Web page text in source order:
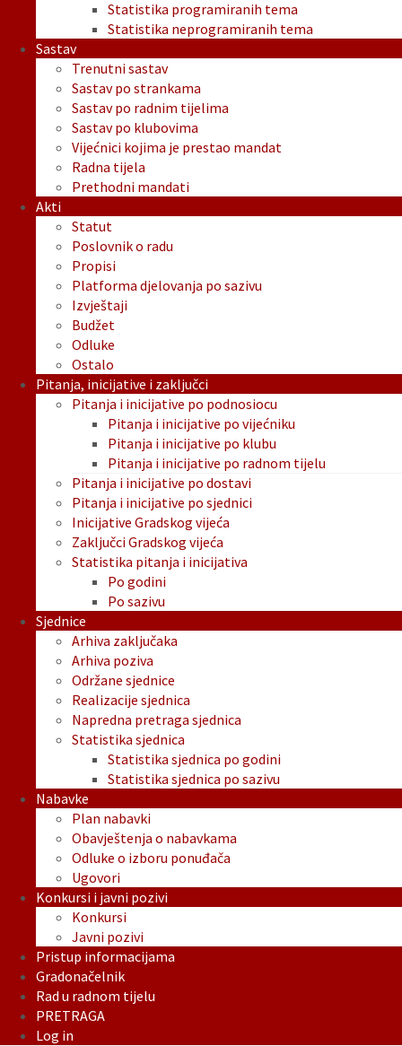
Statistika programiranih tema
Statistika neprogramiranih tema
Sastav
Trenutni sastav
Sastav po strankama
Sastav po radnim tijelima
Sastav po klubovima
Vijećnici kojima je prestao mandat
Radna tijela
Prethodni mandati
Akti
Statut
Poslovnik o radu
Propisi
Platforma djelovanja po sazivu
Izvještaji
Budžet
Odluke
Ostalo
Pitanja, inicijative i zaključci
Pitanja i inicijative po podnosiocu
Pitanja i inicijative po vijećniku
Pitanja i inicijative po klubu
Pitanja i inicijative po radnom tijelu
Pitanja i inicijative po dostavi
Pitanja i inicijative po sjednici
Inicijative Gradskog vijeća
Zaključci Gradskog vijeća
Statistika pitanja i inicijativa
Po godini
Po sazivu
Sjednice
Arhiva zaključaka
Arhiva poziva
Održane sjednice
Realizacije sjednica
Napredna pretraga sjednica
Statistika sjednica
Statistika sjednica po godini
Statistika sjednica po sazivu
Nabavke
Plan nabavki
Obavještenja o nabavkama
Odluke o izboru ponuđača
Ugovori
Konkursi i javni pozivi
Konkursi
Javni pozivi
Pristup informacijama
Gradonačelnik
Rad u radnom tijelu
PRETRAGA
Log in